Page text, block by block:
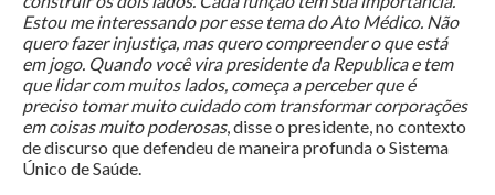
Estou me interessando por esse tema do Ato Médico. Não
quero fazer injustiça, mas quero compreender o que está
em jogo. Quando você vira presidente da Republica e tem
que lidar com muitos lados, começa a perceber que é
preciso tomar muito cuidado com transformar corporações
em coisas muito poderosas, disse o presidente, no contexto
de discurso que defendeu de maneira profunda o Sistema
Único de Saúde.